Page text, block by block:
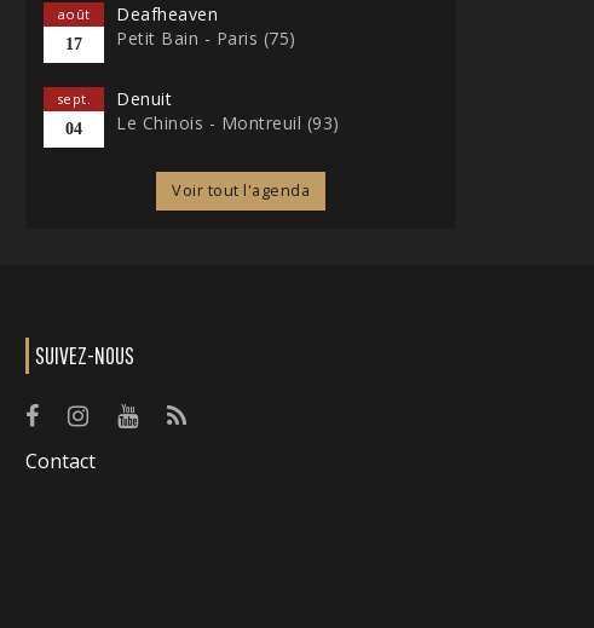
août
17
Deafheaven
Petit Bain - Paris (75)
sept.
04
Denuit
Le Chinois - Montreuil (93)
Voir tout l'agenda
SUIVEZ-NOUS
Contact